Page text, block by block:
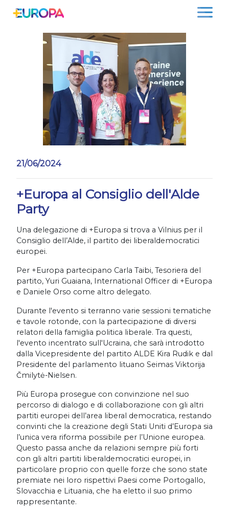
21/06/2024
+Europa al Consiglio dell'Alde
Party
Una delegazione di +Europa si trova a Vilnius per il
Consiglio dell’Alde, il partito dei liberaldemocratici
europei.
Per +Europa partecipano Carla Taibi, Tesoriera del
partito, Yuri Guaiana, International Officer di +Europa
e Daniele Orso come altro delegato.
Durante l'evento si terranno varie sessioni tematiche
e tavole rotonde, con la partecipazione di diversi
relatori della famiglia politica liberale. Tra questi,
l'evento incentrato sull'Ucraina, che sarà introdotto
dalla Vicepresidente del partito ALDE Kira Rudik e dal
Presidente del parlamento lituano Seimas Viktorija
Čmilytė-Nielsen.
Più Europa prosegue con convinzione nel suo
percorso di dialogo e di collaborazione con gli altri
partiti europei dell’area liberal democratica, restando
convinti che la creazione degli Stati Uniti d’Europa sia
l’unica vera riforma possibile per l’Unione europea.
Questo passa anche da relazioni sempre più forti
con gli altri partiti liberaldemocratici europei, in
particolare proprio con quelle forze che sono state
premiate nei loro rispettivi Paesi come Portogallo,
Slovacchia e Lituania, che ha eletto il suo primo
rappresentante.